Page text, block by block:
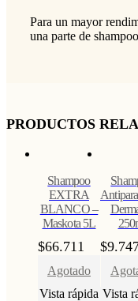
Para un mayor
una parte de
PRODUCTOS
Shampoo
EXTRA
BLANCO –
Maskota 5L
$66.711
Agotado
Vista rápida
$
Vista